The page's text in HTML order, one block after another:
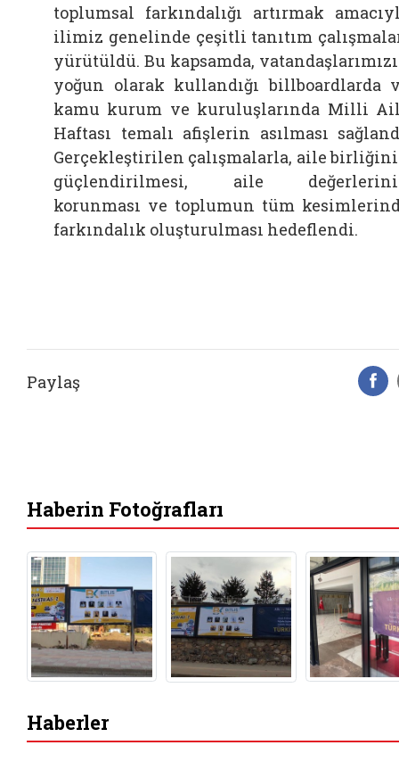
toplumsal farkındalığı artırmak
ilimiz genelinde çeşitli tanıtım
yürütüldü. Bu kapsamda,
yoğun olarak kullandığı billboardlarda
kamu kurum ve kuruluşlarında Milli
Haftası temalı afişlerin asılması
Gerçekleştirilen çalışmalarla, aile
güçlendirilmesi, aile
korunması ve toplumun tüm
farkındalık oluşturulması hedeflendi.
Paylaş
Haberin Fotoğrafları
Haberler